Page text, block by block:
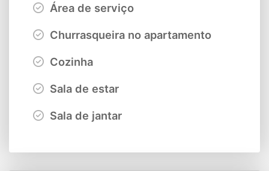
Área de serviço
Churrasqueira no apartamento
Cozinha
Sala de estar
Sala de jantar